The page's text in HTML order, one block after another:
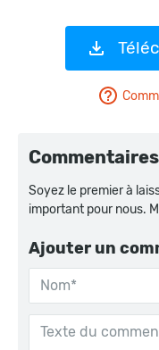
Soyez le premier à
important pour nous.
Ajouter un